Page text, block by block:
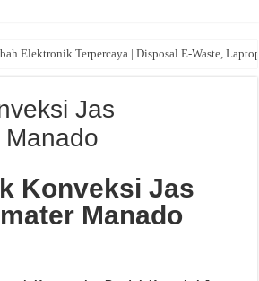
Elektronik Terpercaya | Disposal E-Waste,
Jas
Konveksi Jas
Manado